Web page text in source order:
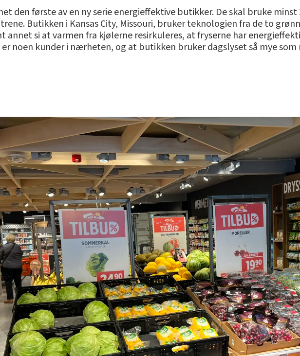
den første av en ny serie energieffektive butikker. De skal bruke
Butikken i Kansas City, Missouri, bruker teknologien fra de to
annet si at varmen fra kjølerne resirkuleres, at fryserne har
noen kunder i nærheten, og at butikken bruker dagslyset så mye som